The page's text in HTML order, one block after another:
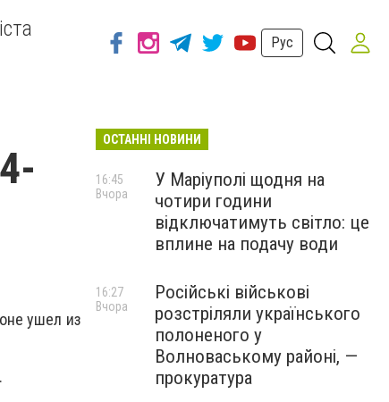
Рус
ушел из
ОСТАННІ НОВИНИ
У Маріуполі щодня на
чотири години
відключатимуть світло: це
вплине на подачу води
16:45
Вчора
Російські військові
розстріляли українського
полоненого у
Волноваському районі, —
прокуратура
16:27
Вчора